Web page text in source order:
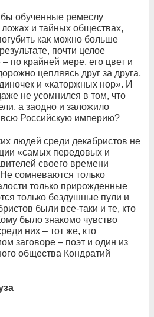
обученные ремеслу
и тайных обществах,
как можно больше
почти целое
по крайней мере, его цвет и
цепляясь друг за друга,
и «каторжных нор». И
не усомнился в том, что
а заодно и заложило
Российскую империю?
людей среди декабристов не
«самых передовых и
своего времени
сомневаются только
только прирожденные
только бездушные пули и
были все-таки и те, кто
было знакомо чувство
них – тот же, кто
заговоре – поэт и один из
общества Кондратий